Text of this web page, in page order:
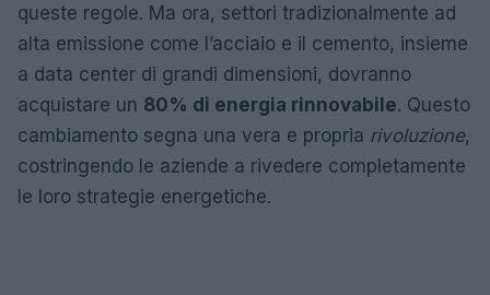
queste regole. Ma ora, settori tradizionalmente ad
alta emissione come l’acciaio e il cemento, insieme
a data center di grandi dimensioni, dovranno
acquistare un 80% di energia rinnovabile. Questo
cambiamento segna una vera e propria rivoluzione,
costringendo le aziende a rivedere completamente
le loro strategie energetiche.